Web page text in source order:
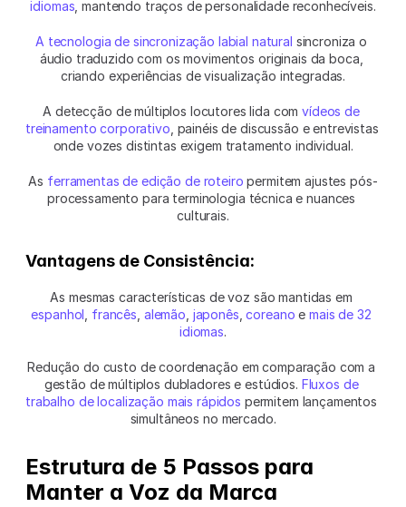
idiomas , mantendo traços de personalidade reconhecíveis.
A tecnologia de sincronização labial natural sincroniza o
áudio traduzido com os movimentos originais da boca,
criando experiências de visualização integradas.
A detecção de múltiplos locutores lida com vídeos de
treinamento corporativo , painéis de discussão e entrevistas
onde vozes distintas exigem tratamento individual.
As ferramentas de edição de roteiro permitem ajustes pós-
processamento para terminologia técnica e nuances
culturais.
Vantagens de Consistência:
espanhol francês alemão japonês , coreano e mais de 32
idiomas.
Redução do custo de coordenação em comparação com a
gestão de múltiplos dubladores e estúdios. Fluxos de
trabalho de localização mais rápidos permitem lançamentos
simultâneos no mercado.
Estrutura de 5 Passos para
Manter a Voz da Marca